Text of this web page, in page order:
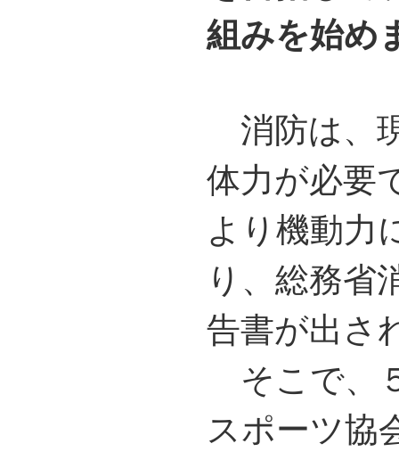
組みを始め
消防は、
体力が必要
より機動力
り、総務省
告書が出さ
そこで、
スポーツ協